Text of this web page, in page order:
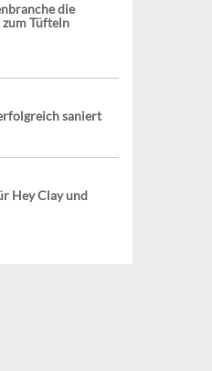
die
Tüfteln
saniert
Hey Clay und